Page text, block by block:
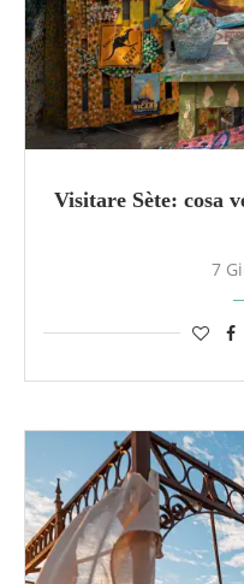
Visitare Sète: cosa
7